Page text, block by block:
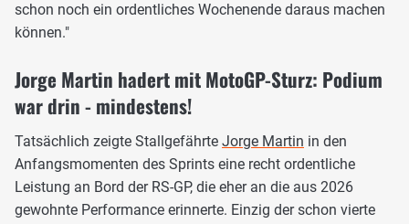
schon noch ein ordentliches Wochenende daraus machen
können."
Jorge Martin hadert mit MotoGP-Sturz: Podium
war drin - mindestens!
Tatsächlich zeigte Stallgefährte Jorge Martin in den
Anfangsmomenten des Sprints eine recht ordentliche
Leistung an Bord der RS-GP, die eher an die aus 2026
gewohnte Performance erinnerte. Einzig der schon vierte